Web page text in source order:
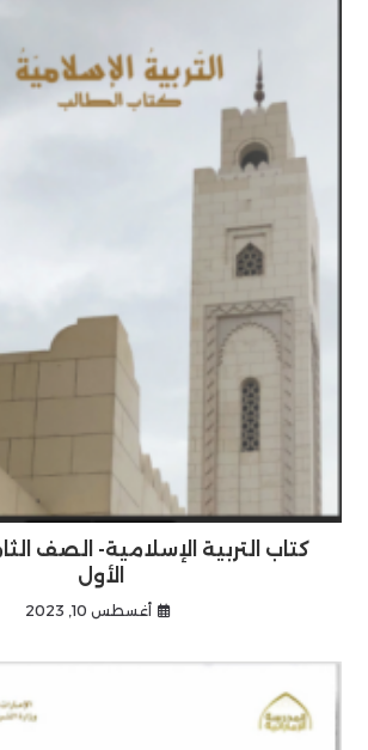
كتاب التربية الإسلامية- الصف
الأول
أغسطس 10, 2023